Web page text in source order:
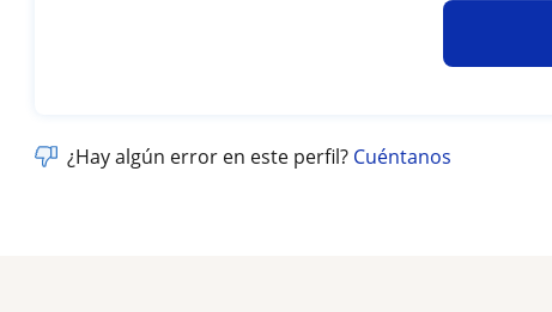
¿Hay algún error en este perfil? Cuéntanos